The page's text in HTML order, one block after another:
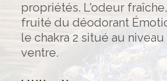
propriétés. L'odeur
fruité du déodorant
le chakra 2 situé au
ventre.